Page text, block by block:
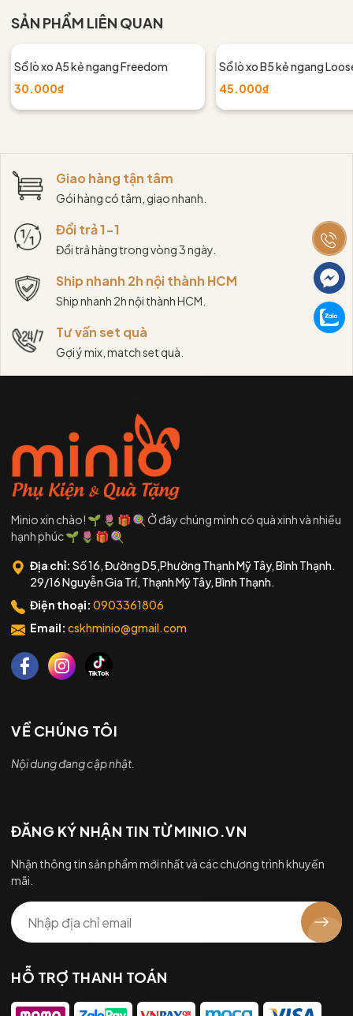
SẢN PHẨM LIÊN QUAN
Sổ lò xo A5 kẻ ngang Freedom
30.000₫
Sổ lò xo B5 kẻ ngang
45.000₫
Giao hàng tận tâm
Gói hàng có tâm, giao nhanh.
Đổi trả 1-1
Đổi trả hàng trong vòng 3 ngày.
Ship nhanh 2h nội thành HCM
Ship nhanh 2h nội thành HCM.
Tư vấn set quà
Gợi ý mix, match set quà.
Minio xin chào! 🌱 🌷 🎁 🍭 Ở đây chúng mình có quà xinh và nhiều
hạnh phúc 🌱 🌷 🎁 🍭
Địa chỉ: Số 16, Đường D5,Phường Thạnh Mỹ Tây, Bình Thạnh.
29/16 Nguyễn Gia Trí, Thạnh Mỹ Tây, Bình Thạnh.
Điện thoại: 0903361806
Email: cskhminio@gmail.com
VỀ CHÚNG TÔI
Nội dung đang cập nhật.
ĐĂNG KÝ NHẬN TIN TỪ MINIO.VN
Nhận thông tin sản phẩm mới nhất và các chương trình khuyến
mãi.
HỖ TRỢ THANH TOÁN